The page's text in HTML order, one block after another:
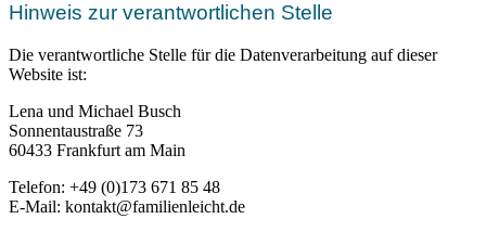
Hinweis zur verantwortlichen Stelle
Die verantwortliche Stelle für die Datenverarbeitung auf dieser
Website ist:
Lena und Michael Busch
Sonnentaustraße 73
60433 Frankfurt am Main
Telefon: +49 (0)173 671 85 48
E-Mail: kontakt@familienleicht.de